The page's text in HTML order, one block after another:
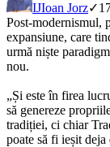
IJIoan Jorz✓
Post-modernismul,
expansiune, care
urmă niște
nou.
„Și este în firea
să genereze
tradiției, ci chiar
poate să fi ieșit